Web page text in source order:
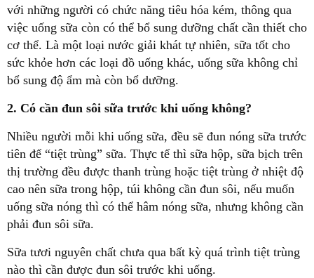
với những người có chức năng tiêu hóa kém, thông qua
việc uống sữa còn có thể bổ sung dưỡng chất cần thiết cho
cơ thể. Là một loại nước giải khát tự nhiên, sữa tốt cho
sức khỏe hơn các loại đồ uống khác, uống sữa không chỉ
bổ sung độ ẩm mà còn bổ dưỡng.
2. Có cần đun sôi sữa trước khi uống không?
Nhiều người mỗi khi uống sữa, đều sẽ đun nóng sữa trước
tiên để “tiệt trùng” sữa. Thực tế thì sữa hộp, sữa bịch trên
thị trường đều được thanh trùng hoặc tiệt trùng ở nhiệt độ
cao nên sữa trong hộp, túi không cần đun sôi, nếu muốn
uống sữa nóng thì có thể hâm nóng sữa, nhưng không cần
phải đun sôi sữa.
Sữa tươi nguyên chất chưa qua bất kỳ quá trình tiệt trùng
nào thì cần được đun sôi trước khi uống.